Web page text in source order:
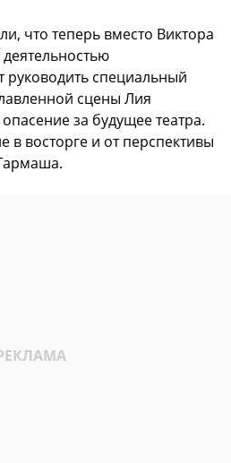
что теперь вместо Виктора
руководить специальный
сцены Лия
за будущее театра.
в восторге и от перспективы